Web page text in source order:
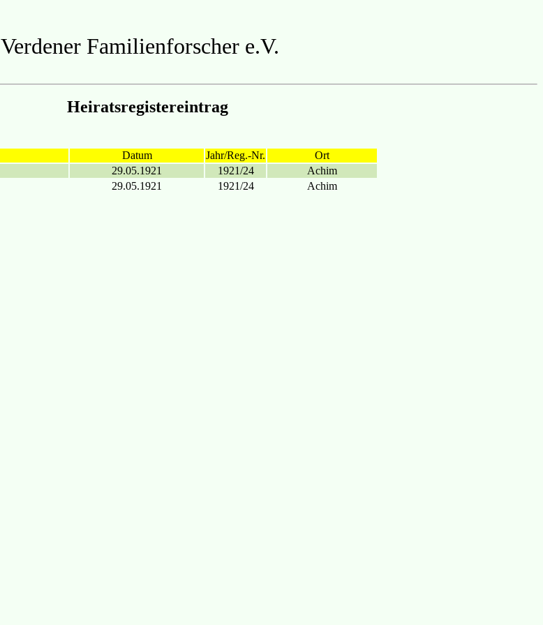
Verdener Familienforscher e.V.
Heiratsregistereintrag
Datum Jahr/Reg.-Nr.
Ort
29.05.1921 1921/24
Achim
29.05.1921 1921/24 Achim